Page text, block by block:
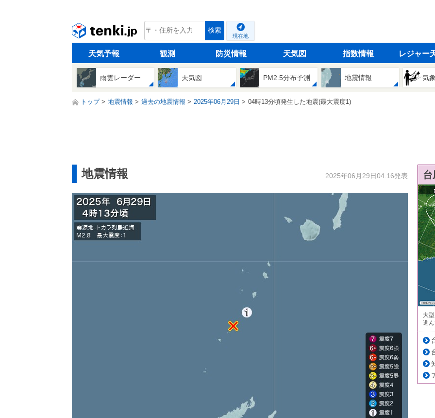
tenki.jp 検索
現在地
天気予報 観測 防災情報 天気図 指数情報 レジャー
雨雲レーダー 天気図 PM2.5分布予測 地震情報 気
トップ 地震情報 過去の地震情報 2025年06月29日 04時13分頃発生した地震(最大震度1)
地震情報 2025年06月29日04:16発表
大
進